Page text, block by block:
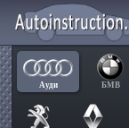
Ауди БМВ